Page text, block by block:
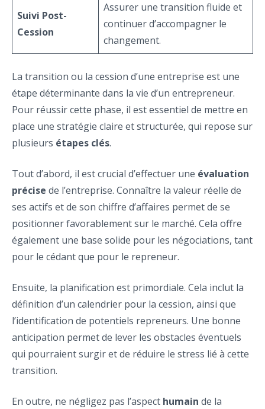
Suivi Post-
Cession
Assurer une transition fluide et
continuer d’accompagner le
changement.
La transition ou la cession d’une entreprise est une
étape déterminante dans la vie d’un entrepreneur.
Pour réussir cette phase, il est essentiel de mettre en
place une stratégie claire et structurée, qui repose sur
plusieurs étapes clés.
Tout d’abord, il est crucial d’effectuer une évaluation
précise de l’entreprise. Connaître la valeur réelle de
ses actifs et de son chiffre d’affaires permet de se
positionner favorablement sur le marché. Cela offre
également une base solide pour les négociations, tant
pour le cédant que pour le repreneur.
Ensuite, la planification est primordiale. Cela inclut la
définition d’un calendrier pour la cession, ainsi que
l’identification de potentiels repreneurs. Une bonne
anticipation permet de lever les obstacles éventuels
qui pourraient surgir et de réduire le stress lié à cette
transition.
En outre, ne négligez pas l’aspect humain de la